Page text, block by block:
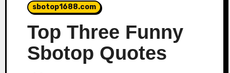
sbotop1688.com
Top Three Funny
Sbotop Quotes